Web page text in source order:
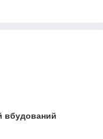
вбудований